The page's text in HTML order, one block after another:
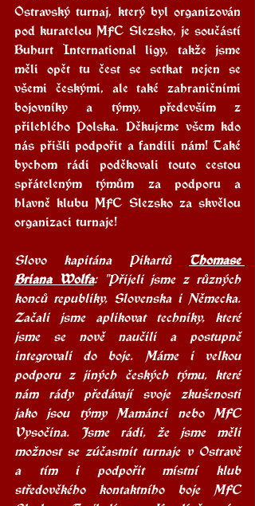
Ostravský turnaj, který byl organizován
pod kuratelou MFC Slezsko, je součástí
Buhurt International ligy, takže jsme
měli opět tu čest se setkat nejen se
všemi českými, ale také zahraničními
bojovníky a týmy, především z
přilehlého Polska. Děkujeme všem kdo
nás přišli podpořit a fandili nám! Také
bychom rádi poděkovali touto cestou
spřáteleným týmům za podporu a
hlavně klubu MFC Slezsko za skvělou
organizaci turnaje!
Slovo kapitána Pikartů
Thomase
Briana Wolfa: "Přijeli jsme z různých
konců republiky, Slovenska i Německa.
Začali jsme aplikovat techniky, které
jsme se nově naučili a postupně
integrovali do boje. Máme i velkou
podporu z jiných českých týmu, které
nám rády předávají svoje zkušenosti
jako jsou týmy Mamánci nebo MFC
Vysočina. Jsme rádi, že jsme měli
možnost se zúčastnit turnaje v Ostravě
a tím i podpořit místní klub
středověkého kontaktního boje MFC